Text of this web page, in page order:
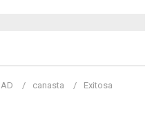
canasta
Exitosa